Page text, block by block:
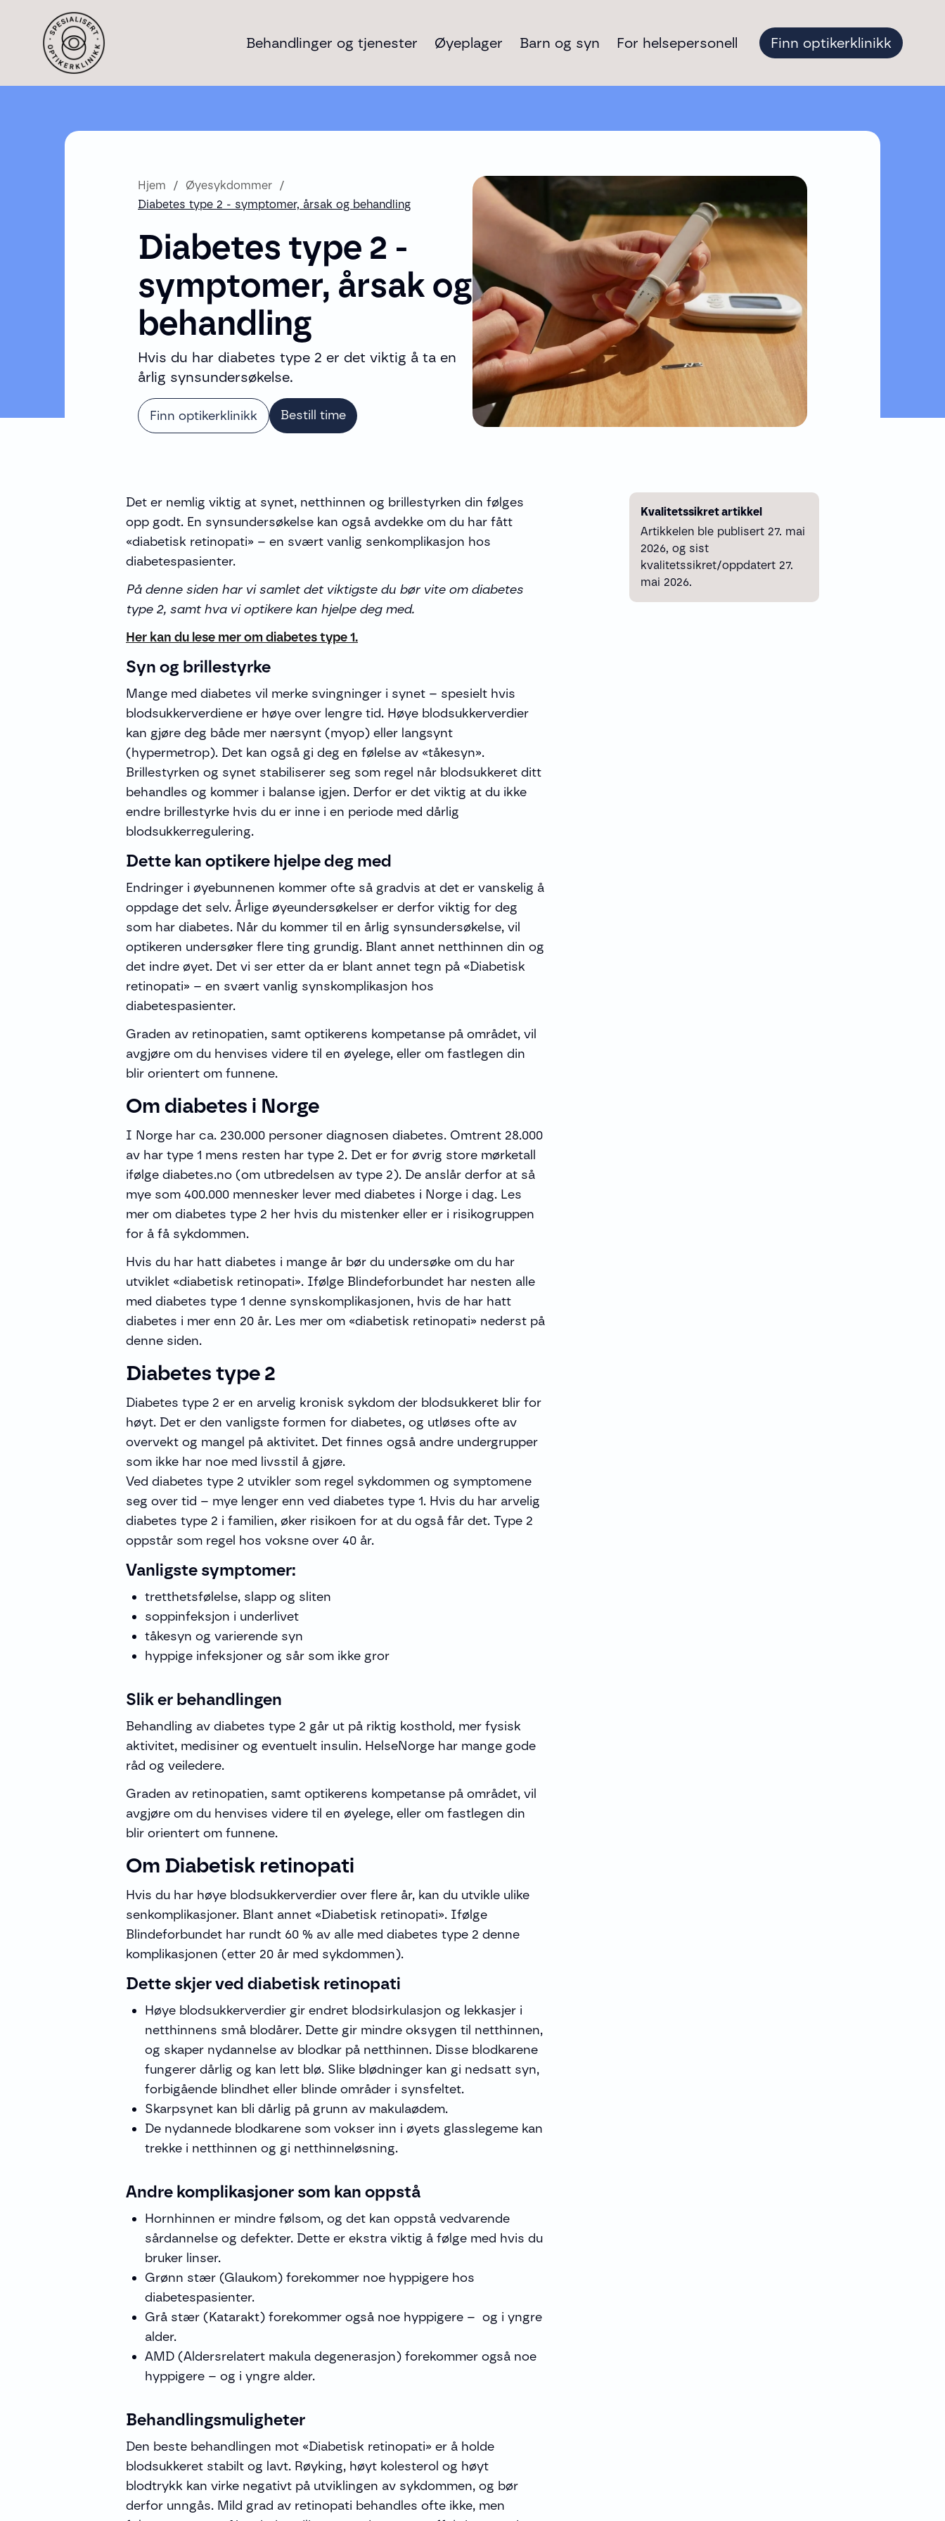
Behandlinger og tjenester Øyeplager Barn og syn For helsepersonell Finn optikerklinikk
Hjem
Øyesykdommer
Diabetes type 2 - symptomer, årsak og behandling
Diabetes type 2 -
symptomer, årsak og
behandling
Hvis du har diabetes type 2 er det viktig å ta en
årlig synsundersøkelse.
Finn optikerklinikk Bestill time
Det er nemlig viktig at synet, netthinnen og brillestyrken din følges
opp godt. En synsundersøkelse kan også avdekke om du har fått
«diabetisk retinopati» – en svært vanlig senkomplikasjon hos
diabetespasienter.
På denne siden har vi samlet det viktigste du bør vite om diabetes
type 2, samt hva vi optikere kan hjelpe deg med.
Her kan du lese mer om diabetes type 1.
Syn og brillestyrke
Mange med diabetes vil merke svingninger i synet – spesielt hvis
blodsukkerverdiene er høye over lengre tid. Høye blodsukkerverdier
kan gjøre deg både mer nærsynt (myop) eller langsynt
(hypermetrop). Det kan også gi deg en følelse av «tåkesyn».
Brillestyrken og synet stabiliserer seg som regel når blodsukkeret ditt
behandles og kommer i balanse igjen. Derfor er det viktig at du ikke
endre brillestyrke hvis du er inne i en periode med dårlig
blodsukkerregulering.
Dette kan optikere hjelpe deg med
Endringer i øyebunnenen kommer ofte så gradvis at det er vanskelig å
oppdage det selv. Årlige øyeundersøkelser er derfor viktig for deg
som har diabetes. Når du kommer til en årlig synsundersøkelse, vil
optikeren undersøker flere ting grundig. Blant annet netthinnen din og
det indre øyet. Det vi ser etter da er blant annet tegn på «Diabetisk
retinopati» – en svært vanlig synskomplikasjon hos
diabetespasienter.
Graden av retinopatien, samt optikerens kompetanse på området, vil
avgjøre om du henvises videre til en øyelege, eller om fastlegen din
blir orientert om funnene.
Om diabetes i Norge
I Norge har ca. 230.000 personer diagnosen diabetes. Omtrent 28.000
av har type 1 mens resten har type 2. Det er for øvrig store mørketall
ifølge diabetes.no (om utbredelsen av type 2). De anslår derfor at så
mye som 400.000 mennesker lever med diabetes i Norge i dag. Les
mer om diabetes type 2 her hvis du mistenker eller er i risikogruppen
for å få sykdommen.
Hvis du har hatt diabetes i mange år bør du undersøke om du har
utviklet «diabetisk retinopati». Ifølge Blindeforbundet har nesten alle
med diabetes type 1 denne synskomplikasjonen, hvis de har hatt
diabetes i mer enn 20 år. Les mer om «diabetisk retinopati» nederst på
denne siden.
Diabetes type 2
Diabetes type 2 er en arvelig kronisk sykdom der blodsukkeret blir for
høyt. Det er den vanligste formen for diabetes, og utløses ofte av
overvekt og mangel på aktivitet. Det finnes også andre undergrupper
som ikke har noe med livsstil å gjøre.
Ved diabetes type 2 utvikler som regel sykdommen og symptomene
seg over tid – mye lenger enn ved diabetes type 1. Hvis du har arvelig
diabetes type 2 i familien, øker risikoen for at du også får det. Type 2
oppstår som regel hos voksne over 40 år.
Vanligste symptomer:
tretthetsfølelse, slapp og sliten
soppinfeksjon i underlivet
tåkesyn og varierende syn
hyppige infeksjoner og sår som ikke gror
Slik er behandlingen
Behandling av diabetes type 2 går ut på riktig kosthold, mer fysisk
aktivitet, medisiner og eventuelt insulin. HelseNorge har mange gode
råd og veiledere.
Graden av retinopatien, samt optikerens kompetanse på området, vil
avgjøre om du henvises videre til en øyelege, eller om fastlegen din
blir orientert om funnene.
Om Diabetisk retinopati
Hvis du har høye blodsukkerverdier over flere år, kan du utvikle ulike
senkomplikasjoner. Blant annet «Diabetisk retinopati». Ifølge
Blindeforbundet har rundt 60 % av alle med diabetes type 2 denne
komplikasjonen (etter 20 år med sykdommen).
Dette skjer ved diabetisk retinopati
Høye blodsukkerverdier gir endret blodsirkulasjon og lekkasjer i
netthinnens små blodårer. Dette gir mindre oksygen til netthinnen,
og skaper nydannelse av blodkar på netthinnen. Disse blodkarene
fungerer dårlig og kan lett blø. Slike blødninger kan gi nedsatt syn,
forbigående blindhet eller blinde områder i synsfeltet.
Skarpsynet kan bli dårlig på grunn av makulaødem.
De nydannede blodkarene som vokser inn i øyets glasslegeme kan
trekke i netthinnen og gi netthinneløsning.
Andre komplikasjoner som kan oppstå
Hornhinnen er mindre følsom, og det kan oppstå vedvarende
sårdannelse og defekter. Dette er ekstra viktig å følge med hvis du
bruker linser.
Grønn stær (Glaukom) forekommer noe hyppigere hos
diabetespasienter.
Grå stær (Katarakt) forekommer også noe hyppigere – og i yngre
alder.
AMD (Aldersrelatert makula degenerasjon) forekommer også noe
hyppigere – og i yngre alder.
Behandlingsmuligheter
Den beste behandlingen mot «Diabetisk retinopati» er å holde
blodsukkeret stabilt og lavt. Røyking, høyt kolesterol og høyt
blodtrykk kan virke negativt på utviklingen av sykdommen, og bør
derfor unngås. Mild grad av retinopati behandles ofte ikke, men
Kvalitetssikret artikkel
Artikkelen ble publisert 27. mai
2026, og sist
kvalitetssikret/oppdatert 27.
mai 2026.